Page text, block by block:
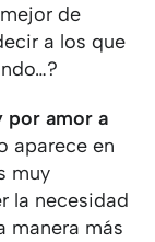
de
a los que
por amor a
aparece en
muy
la necesidad
manera más